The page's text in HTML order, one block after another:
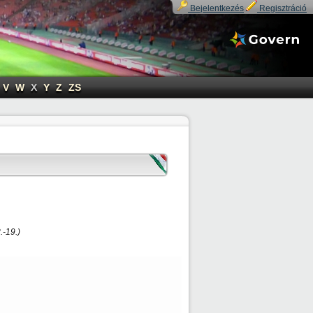
Bejelentkezés Regisztráció
V W X Y Z ZS
19.)